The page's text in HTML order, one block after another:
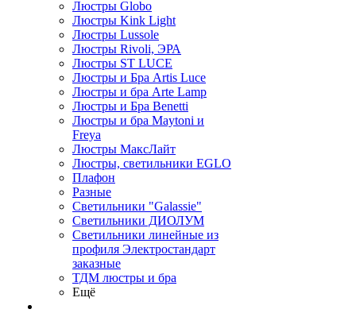
Люстры Globo
Люстры Kink Light
Люстры Lussole
Люстры Rivoli, ЭРА
Люстры ST LUCE
Люстры и Бра Artis Luce
Люстры и бра Arte Lamp
Люстры и Бра Benetti
Люстры и бра Maytoni и
Freya
Люстры МаксЛайт
Люстры, светильники EGLO
Плафон
Разные
Светильники "Galassie"
Светильники ДИОЛУМ
Светильники линейные из
профиля Электростандарт
заказные
ТДМ люстры и бра
Ещё